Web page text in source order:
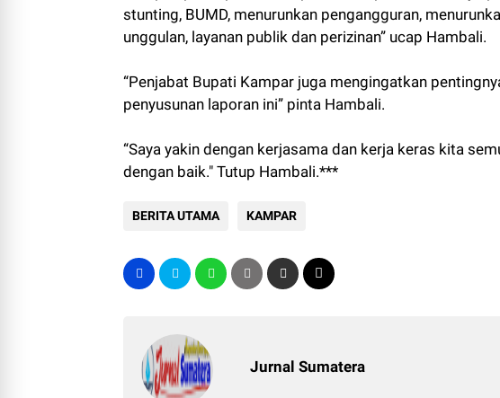
stunting, BUMD, menurunkan pengangguran,
unggulan, layanan publik dan perizinan” ucap Hambali.
“Penjabat Bupati Kampar juga mengingatkan
penyusunan laporan ini” pinta Hambali.
“Saya yakin dengan kerjasama dan kerja keras kita
dengan baik." Tutup Hambali.***
BERITA UTAMA KAMPAR
Jurnal Sumatera